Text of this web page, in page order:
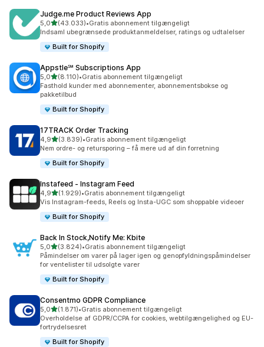
Judge.me Product Reviews App
5,0ud af 5 stjerner
(43.033)
43033 anmeldelser i alt
•Gratis abonnement tilgængeligt
Indsaml ubegrænsede produktanmeldelser, ratings og udtalelser
Built for Shopify
Appstle℠ Subscriptions App
5,0ud af 5 stjerner
(8.110)
8110 anmeldelser i alt
•Gratis abonnement tilgængeligt
Fasthold kunder med abonnementer, abonnementsbokse og
pakketilbud
Built for Shopify
17TRACK Order Tracking
4,9ud af 5 stjerner
(3.839)
3839 anmeldelser i alt
•Gratis abonnement tilgængeligt
Nem ordre- og retursporing – få mere ud af din forretning
Built for Shopify
Instafeed ‑ Instagram Feed
4,9ud af 5 stjerner
(1.929)
1929 anmeldelser i alt
•Gratis abonnement tilgængeligt
Vis Instagram-feeds, Reels og Insta-UGC som shoppable videoer
Built for Shopify
Back In Stock,Notify Me: Kbite
5,0ud af 5 stjerner
(3.824)
3824 anmeldelser i alt
•Gratis abonnement tilgængeligt
Påmindelser om varer på lager igen og genopfyldningspåmindelser
for ventelister til udsolgte varer
Built for Shopify
Consentmo GDPR Compliance
5,0ud af 5 stjerner
(1.871)
1871 anmeldelser i alt
•Gratis abonnement tilgængeligt
Overholdelse af GDPR/CCPA for cookies, webtilgængelighed og EU-
fortrydelsesret
Built for Shopify